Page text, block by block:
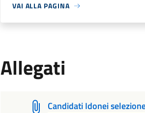
VAI ALLA PAGINA
Allegati
Candidati Idonei